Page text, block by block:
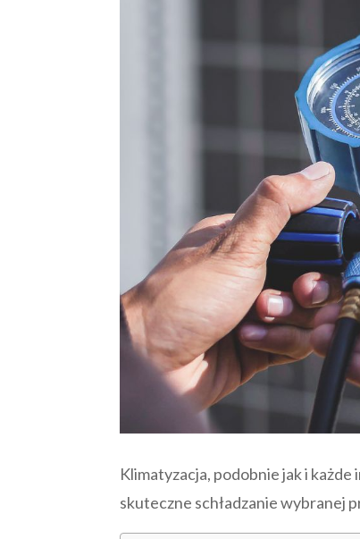
Klimatyzacja, podobnie jak i
skuteczne schładzanie wybranej